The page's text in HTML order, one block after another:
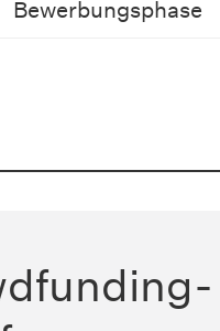
Bewerbungsphase